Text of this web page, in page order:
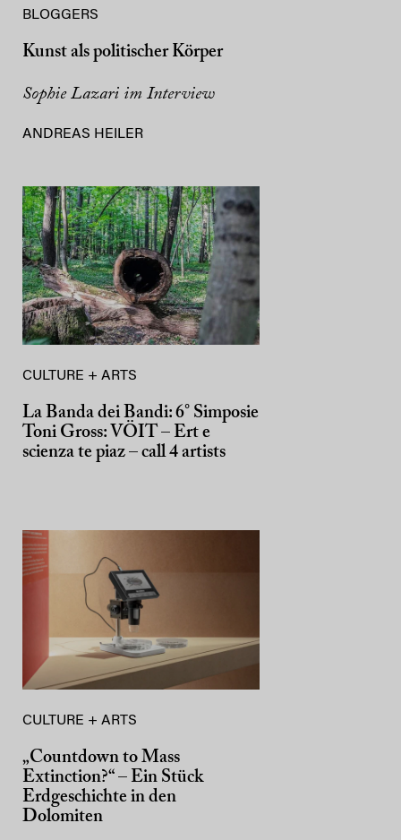
BLOGGERS
Kunst als politischer Körper
Sophie Lazari im Interview
ANDREAS HEILER
CULTURE + ARTS
La Banda dei Bandi: 6° Simposie
Toni Gross: VÖIT – Ert e
scienza te piaz – call 4 artists
CULTURE + ARTS
„Countdown to Mass
Extinction?“ – Ein Stück
Erdgeschichte in den
Dolomiten